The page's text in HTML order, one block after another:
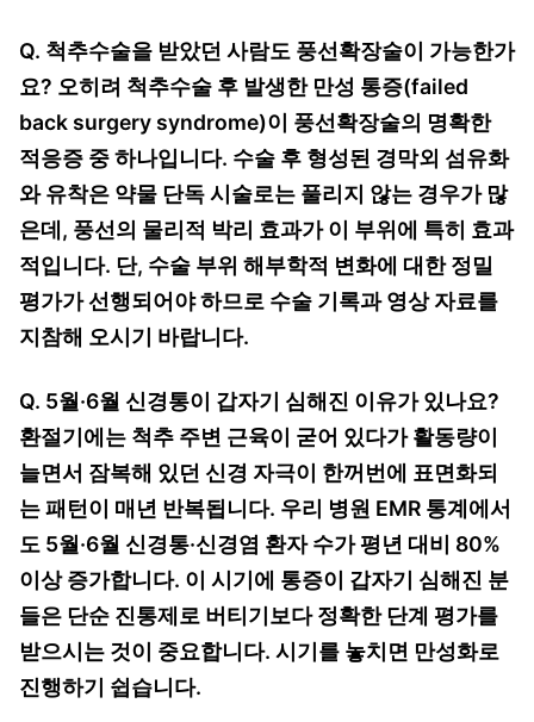
Q. 척추수술을 받았던 사람도 풍선확장술이 가능한가
요? 오히려 척추수술 후 발생한 만성 통증(failed
back surgery syndrome)이 풍선확장술의 명확한
적응증 중 하나입니다. 수술 후 형성된 경막외 섬유화
와 유착은 약물 단독 시술로는 풀리지 않는 경우가 많
은데, 풍선의 물리적 박리 효과가 이 부위에 특히 효과
적입니다. 단, 수술 부위 해부학적 변화에 대한 정밀
평가가 선행되어야 하므로 수술 기록과 영상 자료를
지참해 오시기 바랍니다.
Q. 5월·6월 신경통이 갑자기 심해진 이유가 있나요?
환절기에는 척추 주변 근육이 굳어 있다가 활동량이
늘면서 잠복해 있던 신경 자극이 한꺼번에 표면화되
는 패턴이 매년 반복됩니다. 우리 병원 EMR 통계에서
도 5월·6월 신경통·신경염 환자 수가 평년 대비 80%
이상 증가합니다. 이 시기에 통증이 갑자기 심해진 분
들은 단순 진통제로 버티기보다 정확한 단계 평가를
받으시는 것이 중요합니다. 시기를 놓치면 만성화로
진행하기 쉽습니다.